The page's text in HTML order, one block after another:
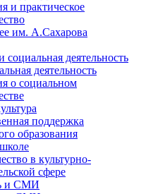
и практическое
им. А.Сахарова
деятельность
деятельность
о социальном
поддержка
образования
в культурно-
сфере
и СМИ